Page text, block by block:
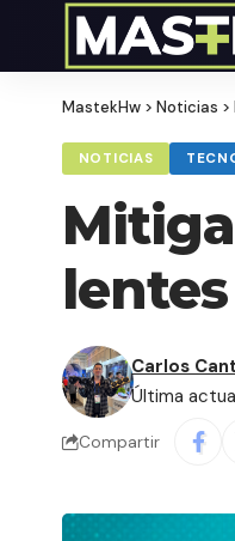
MastekHw > Noticias >
NOTICIAS
Última
Carlos
Compartir